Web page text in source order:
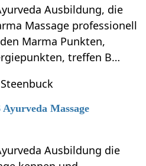
Ausbildung, die
Massage professionell
Marma Punkten,
treffen B…
Ayurveda Massage
Ausbildung die